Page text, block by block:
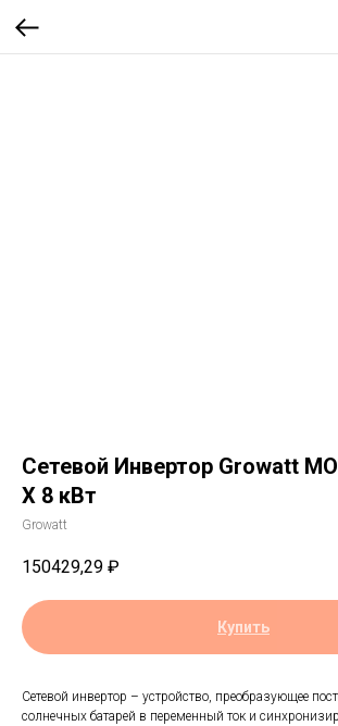
Сетевой Инвертор Growatt
X 8 кВт
Growatt
150429,29 ₽
Купить
Сетевой инвертор – устройство, преобразующее
солнечных батарей в переменный ток и